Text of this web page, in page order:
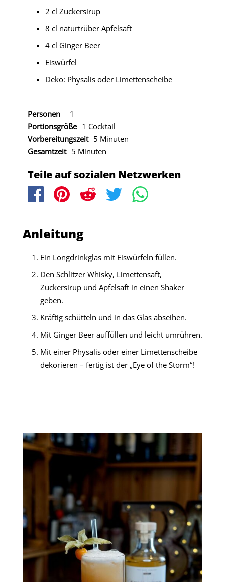
2 cl Zuckersirup
8 cl naturtrüber Apfelsaft
4 cl Ginger Beer
Eiswürfel
Deko: Physalis oder Limettenscheibe
Personen
1
Portionsgröße 1 Cocktail
Vorbereitungszeit 5 Minuten
Gesamtzeit 5 Minuten
Teile auf sozialen Netzwerken
Anleitung
Ein Longdrinkglas mit Eiswürfeln füllen.
Den Schlitzer Whisky, Limettensaft,
Zuckersirup und Apfelsaft in einen Shaker
geben.
Kräftig schütteln und in das Glas abseihen.
Mit Ginger Beer auffüllen und leicht umrühren.
Mit einer Physalis oder einer Limettenscheibe
dekorieren – fertig ist der „Eye of the Storm“!